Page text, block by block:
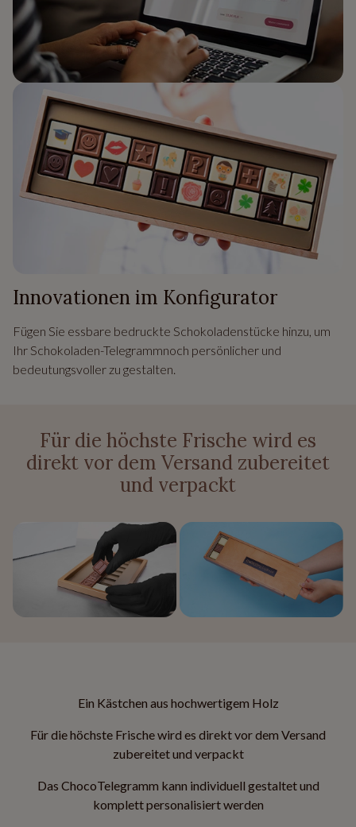
Innovationen im Konfigurator
Fügen Sie essbare bedruckte Schokoladenstücke hinzu, um
Ihr Schokoladen-Telegrammnoch persönlicher und
bedeutungsvoller zu gestalten.
Für die höchste Frische wird es
direkt vor dem Versand zubereitet
und verpackt
Ein Kästchen aus hochwertigem Holz
Für die höchste Frische wird es direkt vor dem Versand
zubereitet und verpackt
Das ChocoTelegramm kann individuell gestaltet und
komplett personalisiert werden